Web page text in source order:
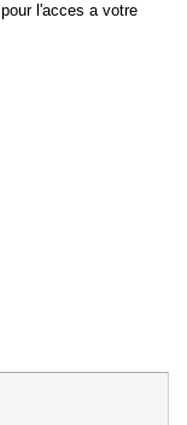
l'acces a votre